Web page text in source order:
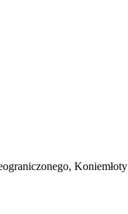
Koniemłoty